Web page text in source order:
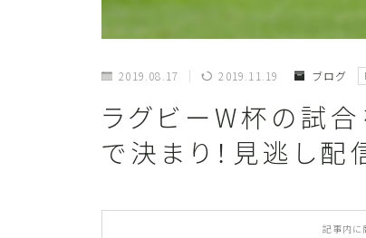
2019.08.17 2019.11.19 ブログ
ラグビーW杯の試
で決まり！見逃し配
記事内に